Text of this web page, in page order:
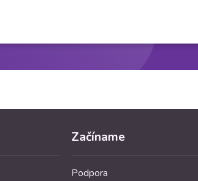
Začíname
Podpora